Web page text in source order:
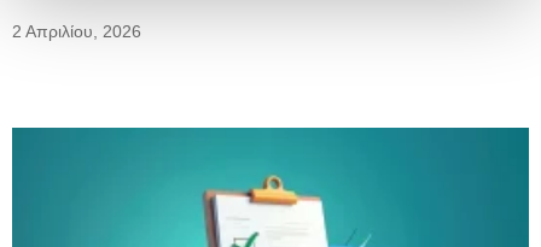
2 Απριλίου, 2026